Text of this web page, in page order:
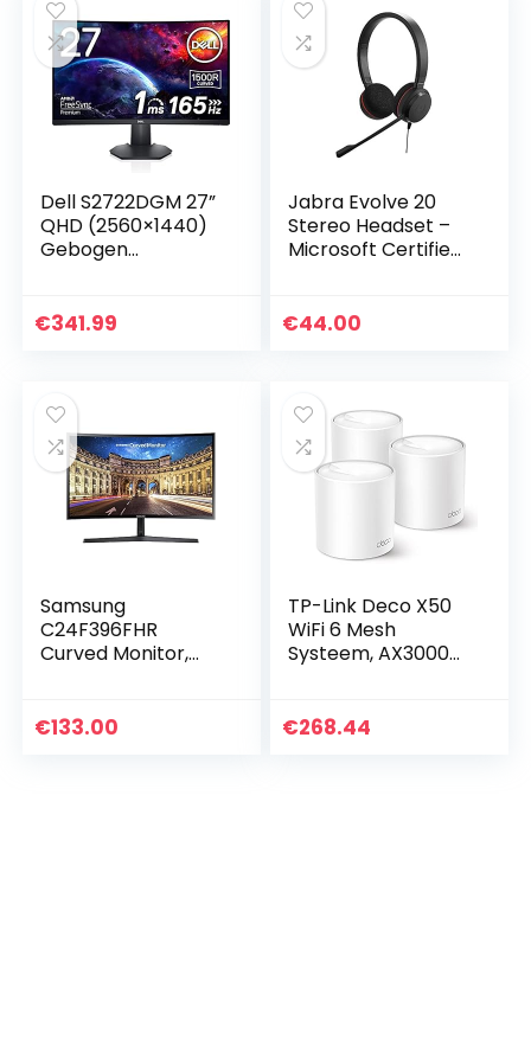
Dell S2722DGM 27”
QHD (2560×1440)
Gebogen
FreeSync Premium,
€341.99
Jabra Evolve 20
Stereo Headset –
Microsoft Certified
with Passive Noise
€44.00
Samsung
C24F396FHR
Curved Monitor,
zwart
€133.00
TP-Link Deco X50
WiFi 6 Mesh
Systeem, AX3000
WPA3, AI-
€268.44